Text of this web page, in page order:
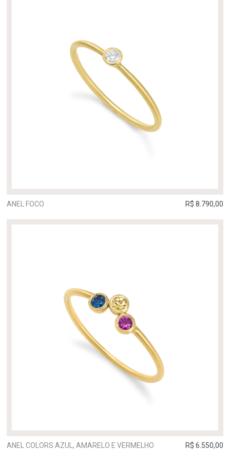
ANEL FOCO R$ 8.790,00
ANEL COLORS AZUL, AMARELO E VERMELHO R$ 6.550,00